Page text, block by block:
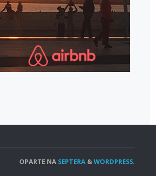
OPARTE NA SEPTERA &WORDPRESS.